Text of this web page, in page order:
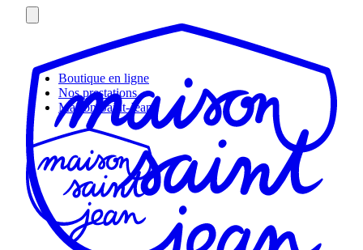
Skip
to
Boutique en ligne
Nos prestations
Maison Saint-Jean